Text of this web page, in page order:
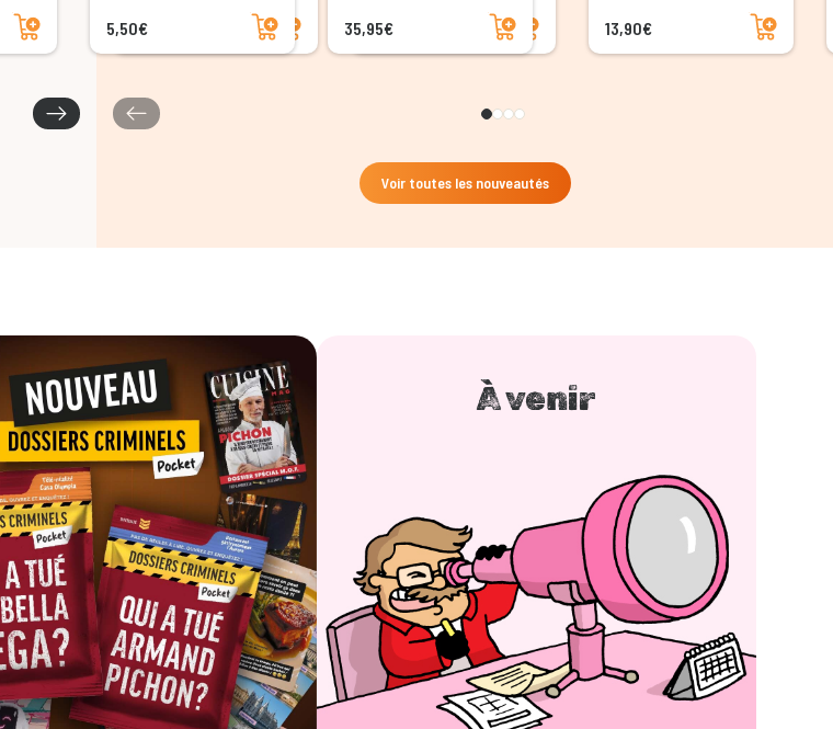
Ajouter au panier
5,50€
Ajouter au panier
35,95€
Ajouter au panier
9,95€
9,90€
13,90€
Ajouter au panier
Voir toutes les nouveautés
À venir